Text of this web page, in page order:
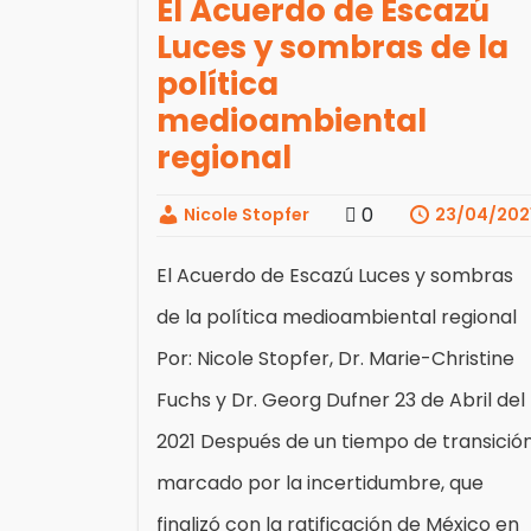
El Acuerdo de Escazú
Luces y sombras de la
política
medioambiental
regional
Nicole Stopfer 0 23/04/
El Acuerdo de Escazú Luces y sombras
de la política medioambiental regional
Por: Nicole Stopfer, Dr. Marie-Christine
Fuchs y Dr. Georg Dufner 23 de Abril del
2021 Después de un tiempo de
marcado por la incertidumbre, que
finalizó con la ratificación de México en